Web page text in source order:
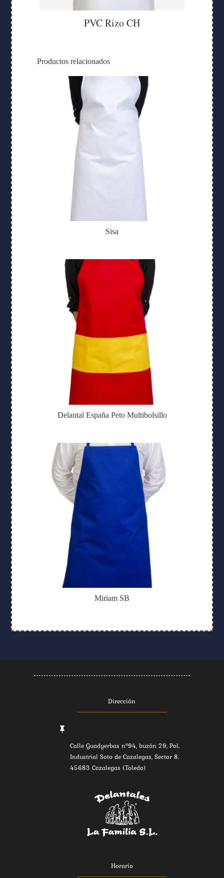
PVC Rizo CH
Productos relacionados
Sisa
Delantal España Peto Multibolsillo
Miriam SB
Dirección

Calle Guadyerbas nº94, buzón 29, Pol.
Industrial Soto de Cazalegas, Sector 8.
45683 Cazalegas (Toledo)
Horario